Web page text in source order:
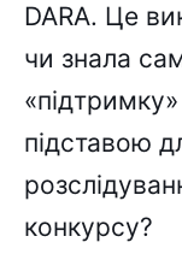
DARA. Це
чи знала
підставою
конкурсу?